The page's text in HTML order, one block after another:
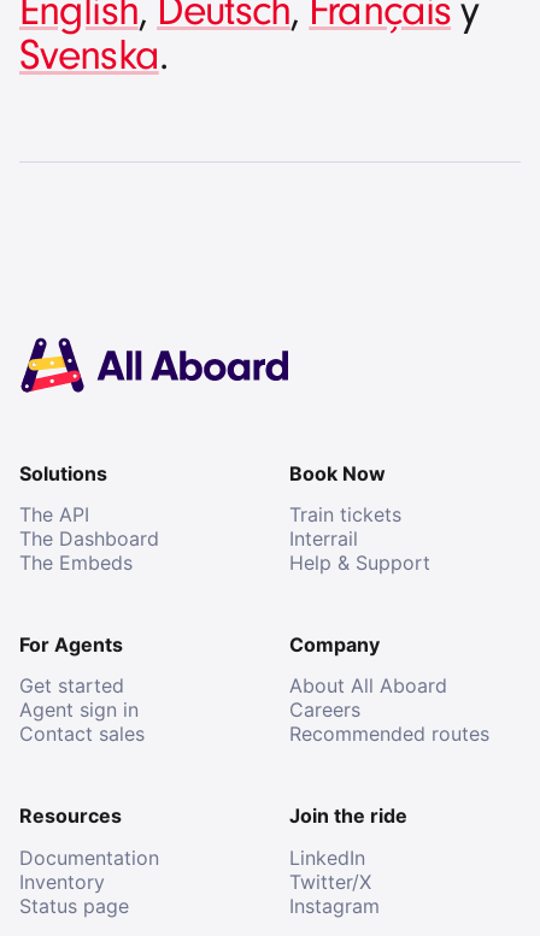
English, Deutsch, Françaisy
Svenska.
Solutions
The API
The Dashboard
The Embeds
Book Now
Train tickets
Interrail
Help & Support
For Agents
Get started
Agent sign in
Contact sales
Company
About All Aboard
Careers
Recommended routes
Resources
Documentation
Inventory
Status page
Join the ride
LinkedIn
Twitter/X
Instagram